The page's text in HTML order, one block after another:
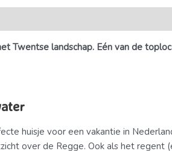
Twentse landschap. Eén van de
huisje voor een vakantie in
over de Regge. Ook als het regent